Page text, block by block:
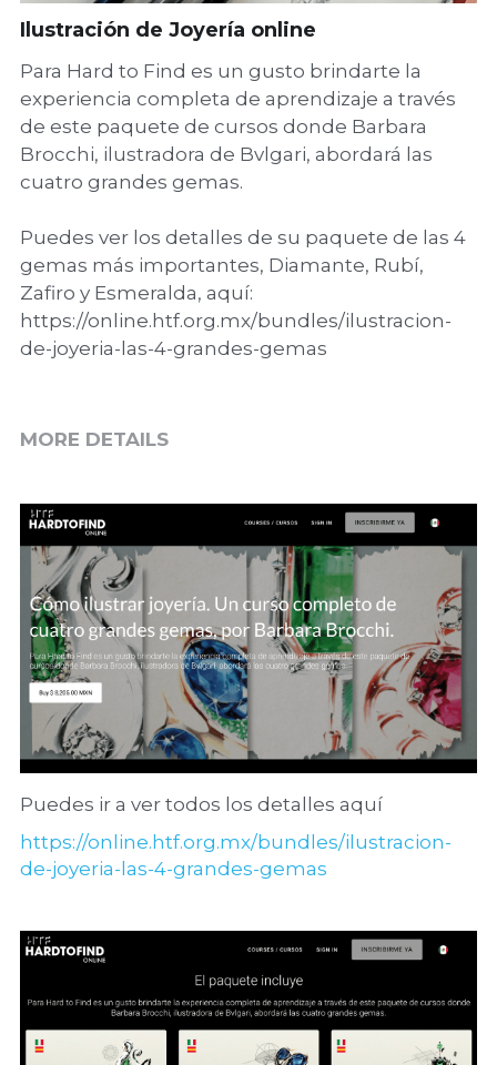
Ilustración de Joyería online
Para Hard to Find es un gusto brindarte la
experiencia completa de aprendizaje a través
de este paquete de cursos donde Barbara
Brocchi, ilustradora de Bvlgari, abordará las
cuatro grandes gemas.
Puedes ver los detalles de su paquete de las 4
gemas más importantes, Diamante, Rubí,
Zafiro y Esmeralda, aquí:
https://online.htf.org.mx/bundles/ilustracion-
de-joyeria-las-4-grandes-gemas
MORE DETAILS
Puedes ir a ver todos los detalles aquí
https://online.htf.org.mx/bundles/ilustracion-
de-joyeria-las-4-grandes-gemas